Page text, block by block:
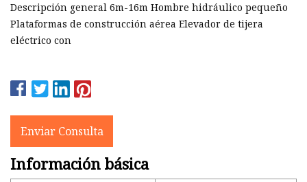
Descripción general 6m-16m Hombre hidráulico pequeño
Plataformas de construcción aérea Elevador de tijera
eléctrico con
Enviar Consulta
Información básica